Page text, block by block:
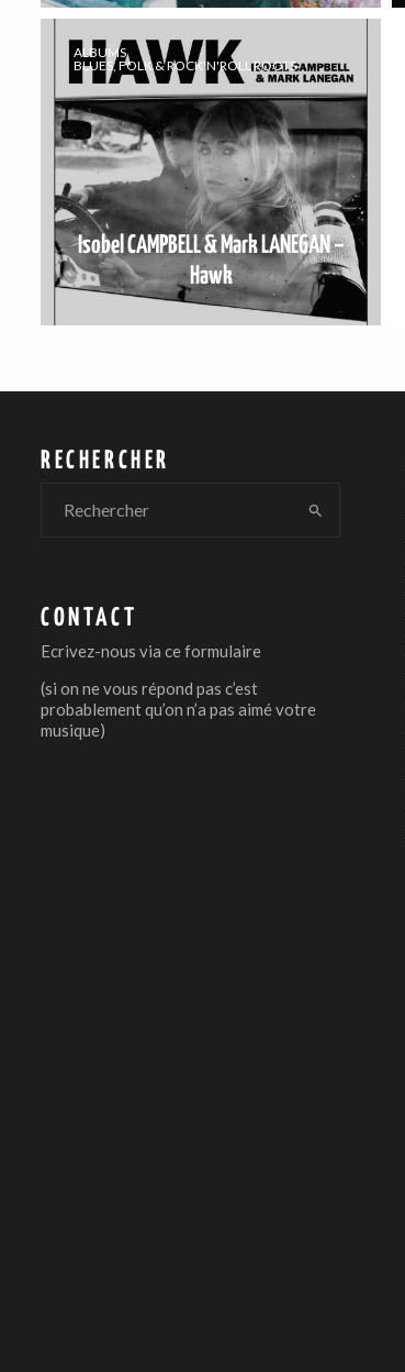
ALBUMS
BLUES, FOLK & ROCK'N'ROLL ROOTS
Isobel CAMPBELL & Mark LANEGAN –
Hawk
RECHERCHER
CONTACT
Ecrivez-nous via ce formulaire
(si on ne vous répond pas c’est
probablement qu’on n’a pas aimé votre
musique)